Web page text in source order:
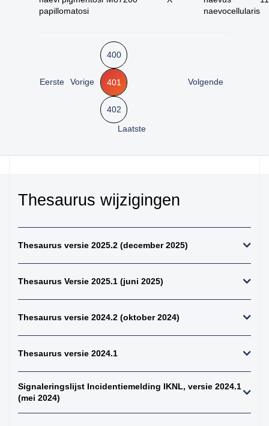
niet pappilair
33. alle primaire
(zonder bot en
kraakbeen)
35. beenderen
37. alle (primaire)
maligne weke delen
en kraakbeen
tumoren)
39. alle
osteosarcomen
40. zenuwstelsel
papillomatosi
naevocellularis
Eerste Vorige
400
401
402
Volgende
Laatste
Thesaurus wijzigingen
Thesaurus versie 2025.2 (december 2025)
Thesaurus Versie 2025.1 (juni 2025)
Thesaurus versie 2024.2 (oktober 2024)
Thesaurus versie 2024.1
Signaleringslijst Incidentiemelding IKNL, versie 2024.1
(mei 2024)